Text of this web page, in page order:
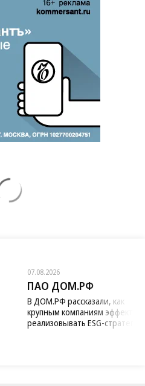
07.08.2026
ПАО ДОМ.РФ
В ДОМ.РФ рассказали, как
крупным компаниям
реализовывать ESG-стратегию